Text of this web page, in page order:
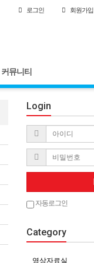
로그인 회원가입
커뮤니티
Login
자동로그인
Category
영상자료실